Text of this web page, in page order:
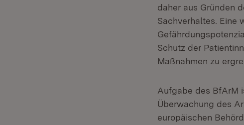
daher aus Gründen
Sachverhaltes. Eine
Schutz der
Maßnahmen zu
Aufgabe des BfArM
Überwachung des
europäischen